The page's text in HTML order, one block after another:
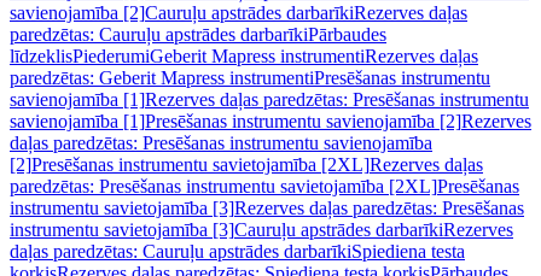
savienojamība [2]Cauruļu apstrādes darbarīkiRezerves daļas
paredzētas: Cauruļu apstrādes darbarīkiPārbaudes
līdzeklisPiederumiGeberit Mapress instrumentiRezerves daļas
paredzētas: Geberit Mapress instrumentiPresēšanas instrumentu
savienojamība [1]Rezerves daļas paredzētas: Presēšanas instrumentu
savienojamība [1]Presēšanas instrumentu savienojamība [2]Rezerves
daļas paredzētas: Presēšanas instrumentu savienojamība
[2]Presēšanas instrumentu savietojamība [2XL]Rezerves daļas
paredzētas: Presēšanas instrumentu savietojamība [2XL]Presēšanas
instrumentu savietojamība [3]Rezerves daļas paredzētas: Presēšanas
instrumentu savietojamība [3]Cauruļu apstrādes darbarīkiRezerves
daļas paredzētas: Cauruļu apstrādes darbarīkiSpiediena testa